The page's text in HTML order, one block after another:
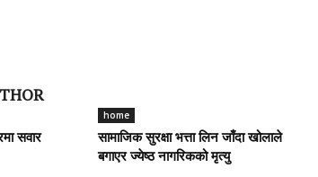
सवार
home
सामाजिक सुरक्षा भत्ता लिन जाँदा खोलाले
बगाएर ज्येष्ठ नागरिकको मृत्यु